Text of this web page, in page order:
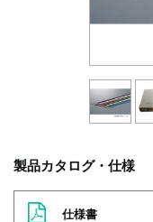
製品カタログ・仕様
仕様書